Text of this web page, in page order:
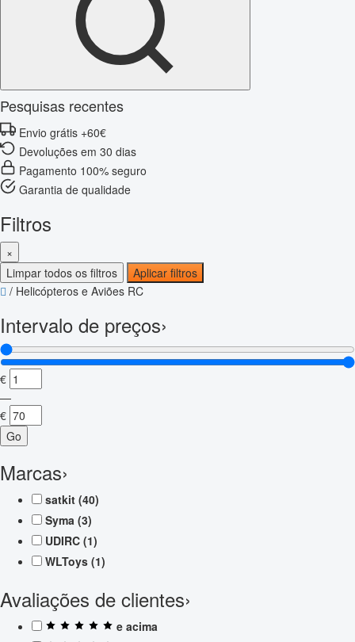
Pesquisas recentes
Envio grátis +60€
Devoluções em 30 dias
Pagamento 100% seguro
Garantia de qualidade
Filtros
×
Limpar todos os filtros
Aplicar filtros
/ Helicópteros e Aviões RC
Intervalo de preços›
€
—
€
Go
Marcas›
satkit (40)
Syma (3)
UDIRC (1)
WLToys (1)
Avaliações de clientes›
e acima